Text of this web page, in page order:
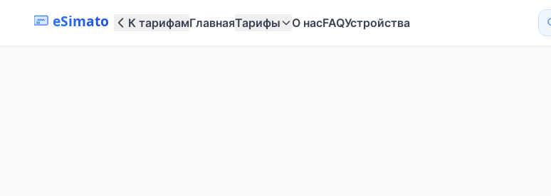
eSimato К тарифамГлавнаяТарифы О насFAQУстройства